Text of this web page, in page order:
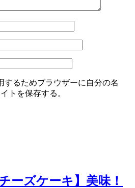
するためブラウザーに自分の名
トを保存する。
ーズケーキ】美味！